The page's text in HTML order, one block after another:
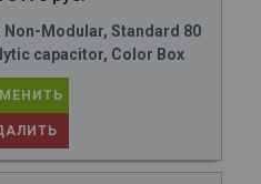
Non-Modular, Standard 80
capacitor, Color Box